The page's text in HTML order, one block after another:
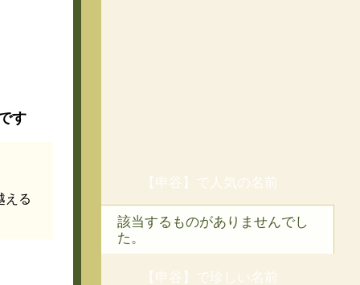
す
える
【申谷】で人気の名前
該当するものがありませんでし
た。
【申谷】で珍しい名前